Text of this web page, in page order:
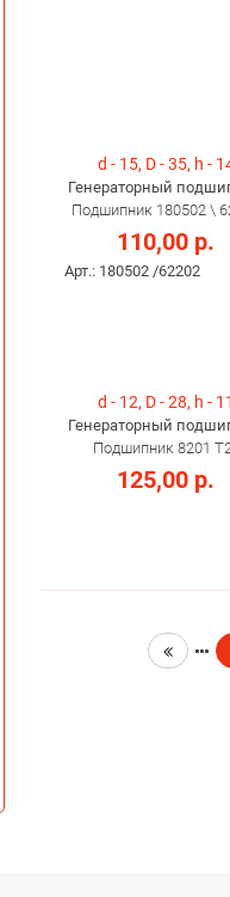
d - 15, D - 35, h -
Генераторный
Подшипник 180502 \
110,00 р.
Арт.: 180502 /62202
d - 12, D - 28, h - 11
Генераторный
Подшипник 8201
125,00 р.